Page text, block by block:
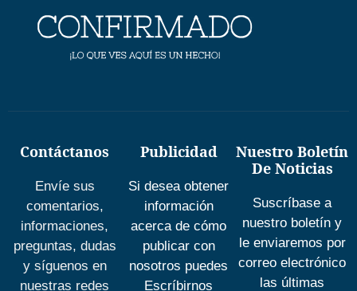
Contáctanos
Envíe sus
comentarios,
informaciones,
preguntas, dudas
y síguenos en
nuestras redes
Publicidad
Si desea obtener
información
acerca de cómo
publicar con
nosotros puedes
Escríbirnos
Nuestro Boletín
De Noticias
Suscríbase a
nuestro boletín y
le enviaremos por
correo electrónico
las últimas